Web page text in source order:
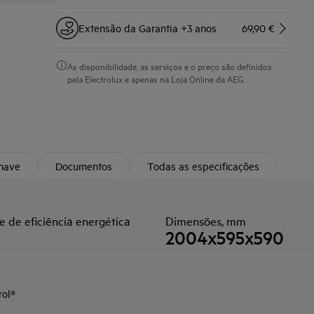
Extensão da Garantia +3 anos 69,90 €
As disponibilidade, as serviços e o preço são definidos
pela Electrolux e apenas na Loja Online da AEG.
Documentos Todas as especificações
de eficiência energética Dimensões, mm
2004x595x590